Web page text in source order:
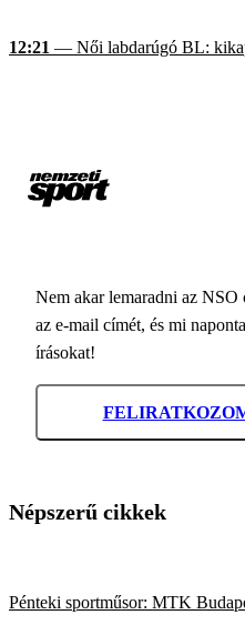
12:21 — Női labdarúgó BL:
Nem akar lemaradni az
az e-mail címét, és mi
írásokat!
Népszerű cikkek
Pénteki sportműsor: MTK